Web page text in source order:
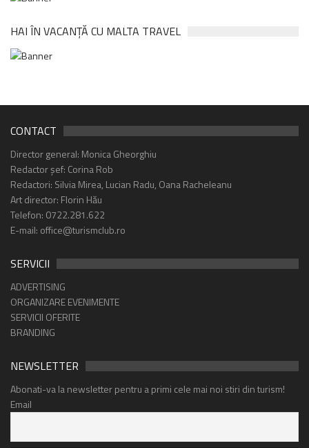
HAI ÎN VACANȚĂ CU MALTA TRAVEL
CONTACT
Director general: Monica Gheorghiu
Redactor șef: Corina Rob
Redactori: Silvia Mirea, Lucian Radu, Oana Racheleanu
Art director: Florin Hău
Telefon: 0722.281.622
E-mail: office@turismclub.ro
SERVICII
ADVERTISING
ORGANIZARE EVENIMENTE
SERVICII OFERITE
BRANDING
NEWSLETTER
Abonati-va la newsletter pentru a primi cele mai noi stiri din turism!
Email